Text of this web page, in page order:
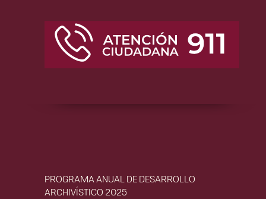
PROGRAMA ANUAL DE DESARROLLO
ARCHIVÍSTICO 2025